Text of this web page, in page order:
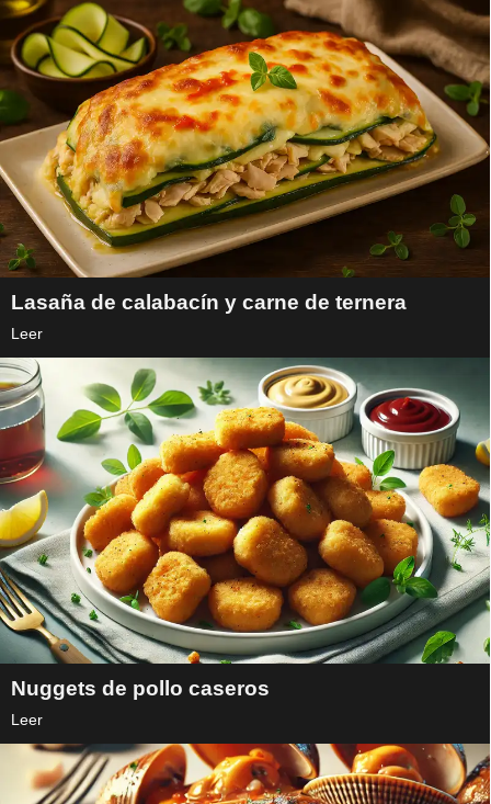
Lasaña de calabacín y carne de ternera
Leer
Nuggets de pollo caseros
Leer